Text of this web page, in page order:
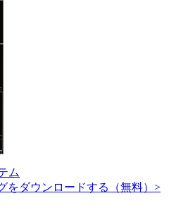
ム
をダウンロードする（無料）>